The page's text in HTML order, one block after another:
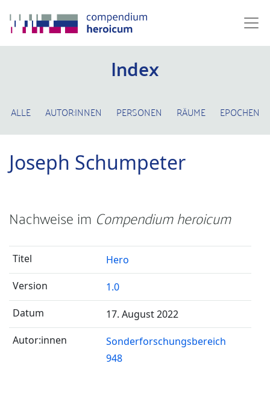
Index
ALLE AUTOR:INNEN PERSONEN RÄUME EPOCHEN
Joseph Schumpeter
Nachweise im Compendium heroicum
Hero
1.0
17. August 2022
Sonderforschungsbereich
948